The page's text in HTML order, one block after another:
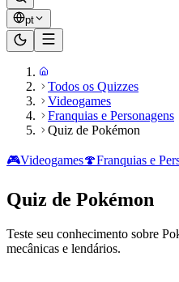
pt
Todos os Quizzes
Videogames
Franquias e Personagens
Quiz de Pokémon
🎮Videogames🍄Franquias e
Quiz de Pokémon
Teste seu conhecimento sobre
mecânicas e lendários.